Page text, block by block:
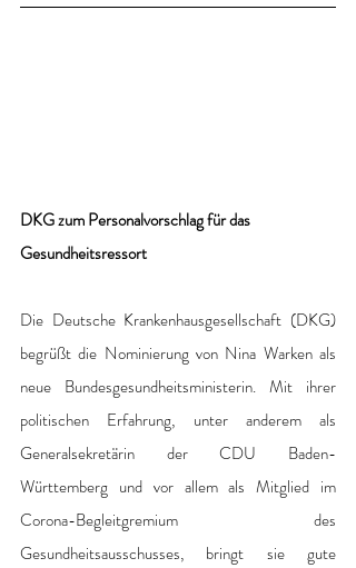
DKG zum Personalvorschlag für das
Gesundheitsressort
Die Deutsche Krankenhausgesellschaft (DKG)
begrüßt die Nominierung von Nina Warken als
neue Bundesgesundheitsministerin. Mit ihrer
politischen Erfahrung, unter anderem als
Generalsekretärin der CDU Baden-
Württemberg und vor allem als Mitglied im
Corona-Begleitgremium des
Gesundheitsausschusses, bringt sie gute